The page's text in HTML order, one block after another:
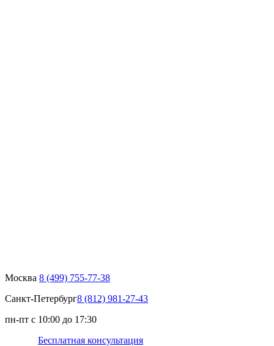
Москва 8 (499) 755-77-38
Санкт-Петербург8 (812) 981-27-43
пн-пт с 10:00 до 17:30
Бесплатная консультация